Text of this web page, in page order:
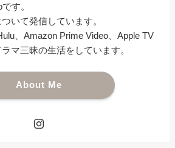
す。
いて発信しています。
、Amazon Prime Video、Apple TV
マ三昧の生活をしています。
About Me